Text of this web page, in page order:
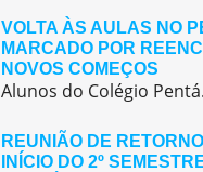
VOLTA ÀS AULAS NO
MARCADO POR
NOVOS COMEÇOS
Alunos do
REUNIÃO DE
INÍCIO DO 2º